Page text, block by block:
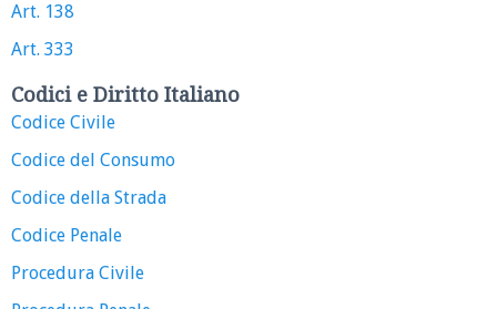
Art. 138
Art. 333
Codici e Diritto Italiano
Codice Civile
Codice del Consumo
Codice della Strada
Codice Penale
Procedura Civile